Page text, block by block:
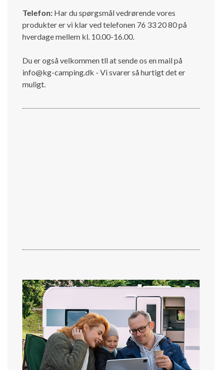
Telefon: Har du spørgsmål vedrørende vores
produkter er vi klar ved telefonen 76 33 20 80 på
hverdage mellem kl. 10.00-16.00.
Du er også velkommen tll at sende os en mail på
info@kg-camping.dk - Vi svarer så hurtigt det er
muligt.